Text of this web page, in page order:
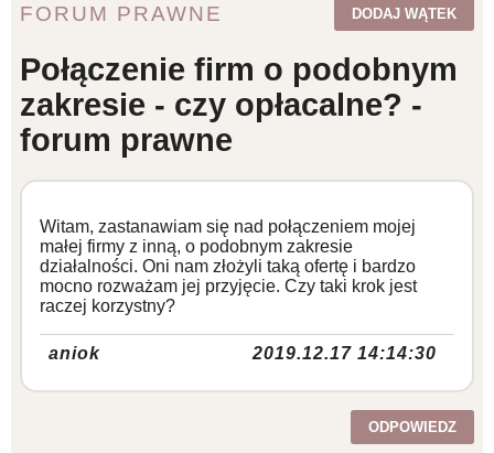
FORUM PRAWNE
FORUM PRAWNE DODAJ WĄTEK
Połączenie firm o podobnym
zakresie - czy opłacalne? -
forum prawne
Witam, zastanawiam się nad połączeniem mojej
małej firmy z inną, o podobnym zakresie
działalności. Oni nam złożyli taką ofertę i bardzo
mocno rozważam jej przyjęcie. Czy taki krok jest
raczej korzystny?
aniok 2019.12.17 14:14:30
ODPOWIEDZ